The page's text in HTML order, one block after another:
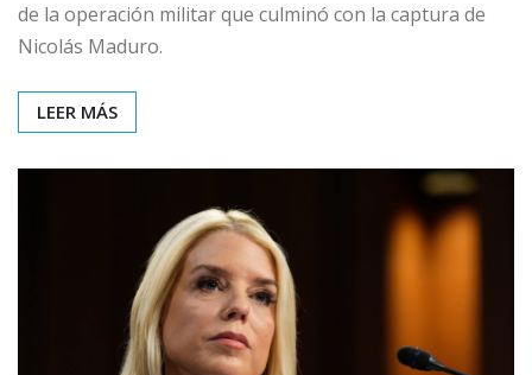
de la operación militar que culminó con la captura de
Nicolás Maduro.
LEER MÁS